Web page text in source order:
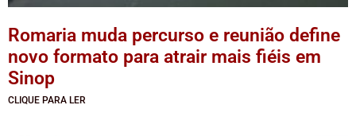
Romaria muda percurso e reunião define
novo formato para atrair mais fiéis em
Sinop
CLIQUE PARA LER